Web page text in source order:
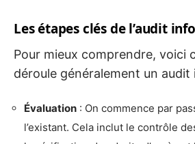
Les étapes clés de l’audit
Pour mieux comprendre, voici
déroule généralement un
Évaluation : On commence par
l’existant. Cela inclut le contrôle